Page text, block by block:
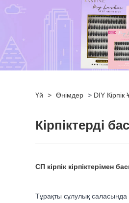
Үй > Өнімдер > DIY
Кірпіктерді
СП кірпік кірпіктерімен
Тұрақты сұлулық саласында